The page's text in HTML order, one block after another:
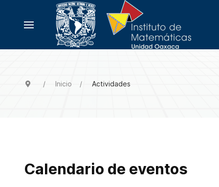
Inicio Actividades
Calendario de eventos